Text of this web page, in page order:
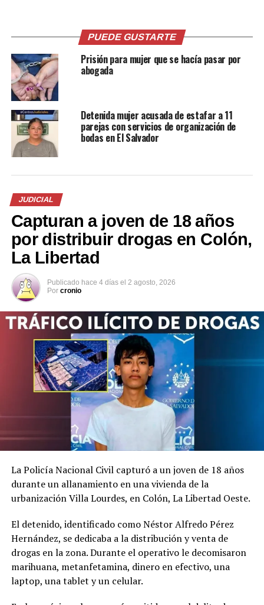
FGR advierte sobre estafas
electrónicas y pide no
prestar cuentas bancarias
31 octubre, 2025
En «Nacionales»
que se dedicaban a estafar a
una cooperativa haciéndose
pasar por empleados de un
Sujeto es capturado por
estafar a víctimas con falsos
créditos bancarios en La
Libertad
28 septiembre, 2021
En «Nacionales»
RELATED TOPICS: ESTAFA
JIQUILISCO
PRESTAMOS BANCARIOS
PRINCIPAL1
UP NEXT
Condenan a abogado a 42 años ocho meses de prisión
por tocamientos indebidos a sus hijos adolescentes en
Santa Tecla
Gustavo López Davidson interpone demanda contra el
difamación y calumnia
PUEDE GUSTARTE
Prisión para mujer que se hacía pasar por
abogada
Detenida mujer acusada de estafar a 11
parejas con servicios de organización de
bodas en El Salvador
JUDICIAL
Capturan a joven de 18 años
por distribuir drogas en Colón,
La Libertad
Publicado hace 4 días el 2 agosto, 2026
Por cronio
La Policía Nacional Civil capturó a un joven de 18 años
durante un allanamiento en una vivienda de la
urbanización Villa Lourdes, en Colón, La Libertad Oeste.
El detenido, identificado como Néstor Alfredo Pérez
Hernández, se dedicaba a la distribución y venta de
drogas en la zona. Durante el operativo le decomisaron
marihuana, metanfetamina, dinero en efectivo, una
laptop, una tablet y un celular.